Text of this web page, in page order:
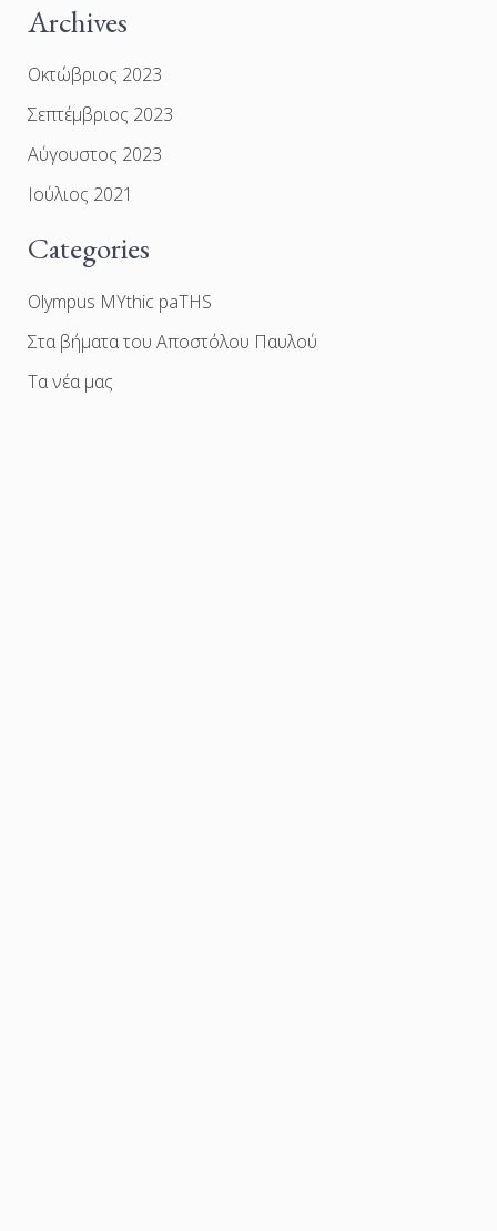
Archives
Οκτώβριος 2023
Σεπτέμβριος 2023
Αύγουστος 2023
Ιούλιος 2021
Categories
Olympus MYthic paTHS
Στα βήματα του Αποστόλου Παυλού
Τα νέα μας